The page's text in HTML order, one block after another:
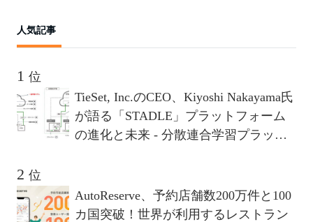
人気記事
位
TieSet, Inc.のCEO、Kiyoshi Nakayama氏
が語る「STADLE」プラットフォーム
の進化と未来 - 分散連合学習プラット
位
AutoReserve、予約店舗数200万件と100
カ国突破！世界が利用するレストラン